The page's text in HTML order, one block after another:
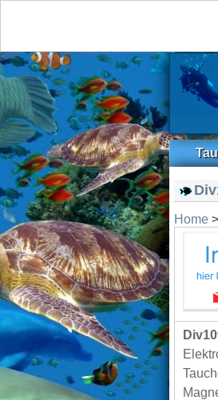
Home >